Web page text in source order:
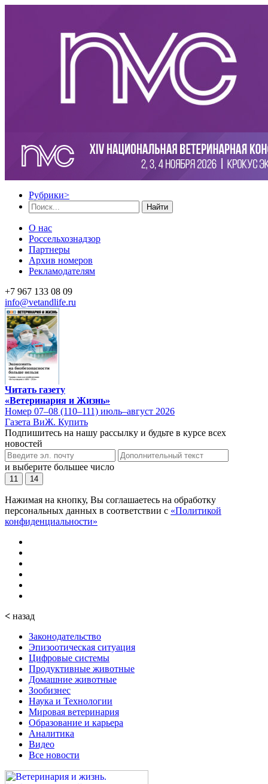
Рубрики>
Найти
О нас
Россельхознадзор
Партнеры
Архив номеров
Рекламодателям
+7 967 133 08 09
info@vetandlife.ru
Читать газету
«Ветеринария и Жизнь»
Номер 07–08 (110–111) июль–август 2026
Газета ВиЖ. Купить
Подпишитесь на нашу рассылку и будьте в курсе всех
новостей
и выберите большее число
11 14
Нажимая на кнопку, Вы соглашаетесь на обработку
персональных данных в соответствии с «Политикой
конфиденциальности»
< назад
Законодательство
Эпизоотическая ситуация
Цифровые системы
Продуктивные животные
Домашние животные
Зообизнес
Наука и Технологии
Мировая ветеринария
Образование и карьера
Аналитика
Видео
Все новости